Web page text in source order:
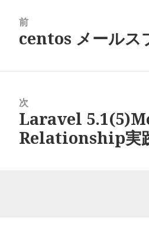
前
前
centos メールス
次
次
の
Laravel
Relationship実